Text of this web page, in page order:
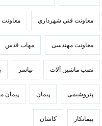
معاونت فني شهرداري
معاونت مهندسی مهاب قدس
نصب ماشین آلات نیاسر
پتروشیمی پیمان پیمان
پیمانکار کاشان